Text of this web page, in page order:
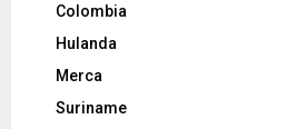
Colombia
Hulanda
Merca
Suriname